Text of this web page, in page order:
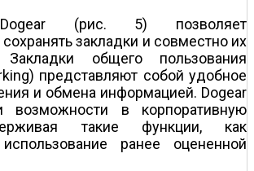
(рис. 5) позволяет
закладки и совместно их
Закладки общего пользования
представляют собой удобное
и обмена информацией. Dogear
возможности в корпоративную
такие функции, как
ранее оцененной